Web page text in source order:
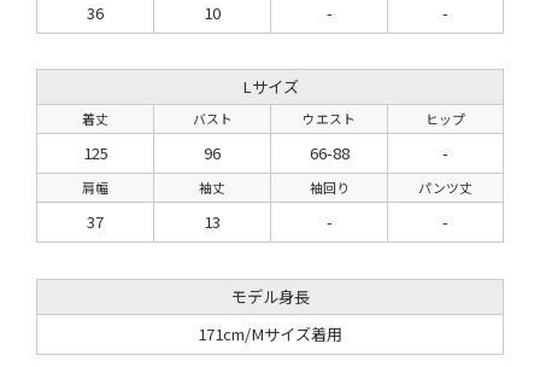
36 10 - -
Lサイズ
着丈 バスト ウエスト ヒップ
125 96 66-88 -
肩幅 袖丈 袖回り パンツ丈
37 13 - -
モデル身長
171cm/Mサイズ着用